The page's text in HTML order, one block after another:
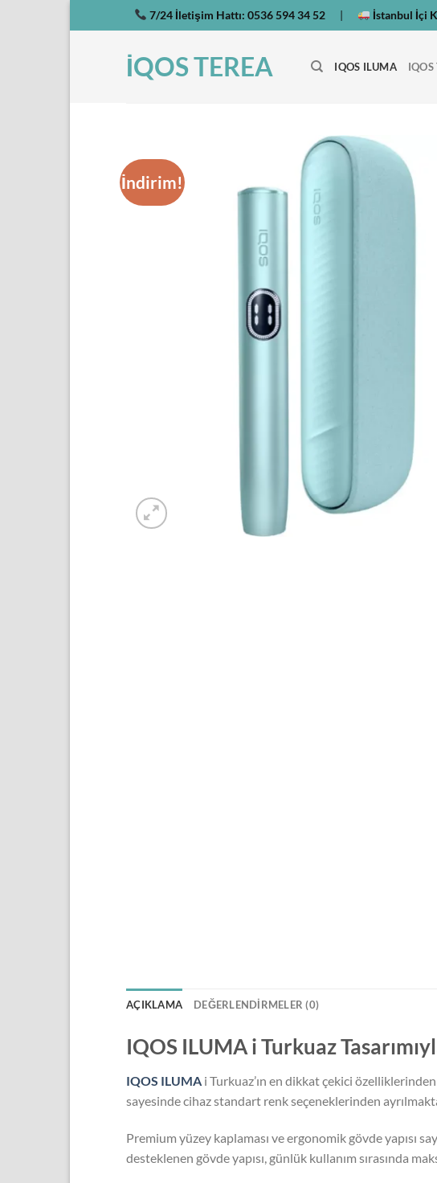
atla
7/24 İletişim Hattı: 0536 594 34 52 | İstanbul İçi
İQOS TEREA IQOS ILUMA IQOS
İndirim!
AÇIKLAMA DEĞERLENDIRMELER (0)
IQOS ILUMA i Turkuaz
IQOS ILUMA i Turkuaz’ın en dikkat çekici
sayesinde cihaz standart renk seçeneklerinden
Premium yüzey kaplaması ve ergonomik gövde yapısı
desteklenen gövde yapısı, günlük kullanım sırasında